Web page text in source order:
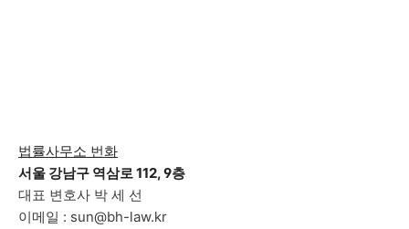
법률사무소 번화
서울 강남구 역삼로 112, 9층
대표 변호사 박 세 선
이메일 : sun@bh-law.kr